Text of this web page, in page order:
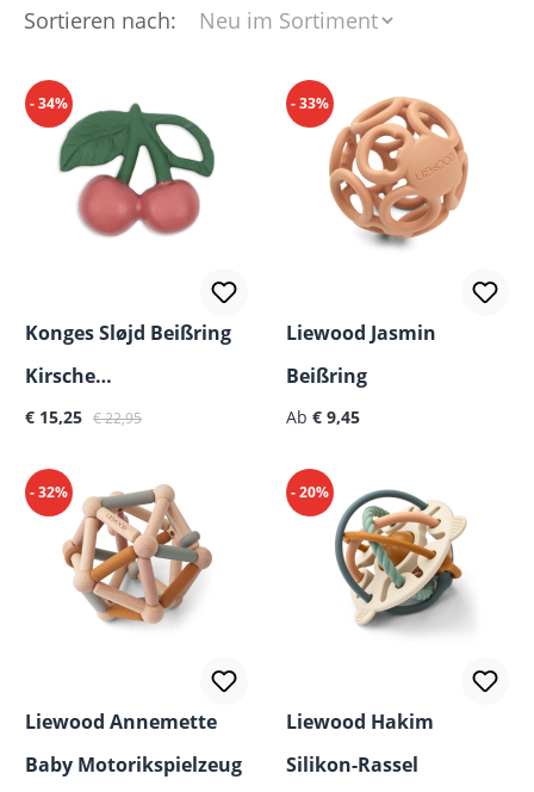
Sortieren nach:
- 34%
Konges Sløjd Beißring
Kirsche
Naturkautschuk Baby
Verkaufspreis:
€ 15,25 Regulärer Preis:
€ 22,95
- 33%
Liewood Jasmin
Beißring
Regulärer Preis:
Ab € 9,45
- 32%
Liewood Annemette
Baby Motorikspielzeug
- 20%
Liewood Hakim
Silikon-Rassel